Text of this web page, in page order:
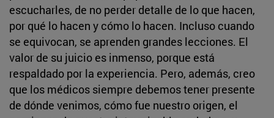
escucharles, de no perder detalle de lo que hacen,
por qué lo hacen y cómo lo hacen. Incluso cuando
se equivocan, se aprenden grandes lecciones. El
valor de su juicio es inmenso, porque está
respaldado por la experiencia. Pero, además, creo
que los médicos siempre debemos tener presente
de dónde venimos, cómo fue nuestro origen, el